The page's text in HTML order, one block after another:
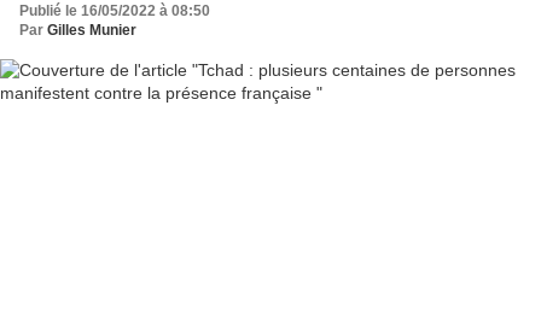
Publié le 16/05/2022 à 08:50
Par Gilles Munier